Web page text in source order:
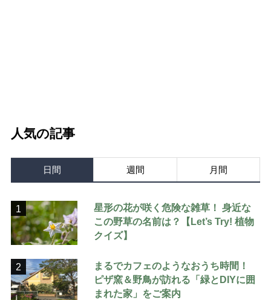
人気の記事
日間 週間 月間
1
星形の花が咲く危険な雑草！ 身近な
この野草の名前は？【Let’s Try! 植物
クイズ】
2
まるでカフェのようなおうち時間！
ピザ窯＆野鳥が訪れる「緑とDIYに囲
まれた家」をご案内